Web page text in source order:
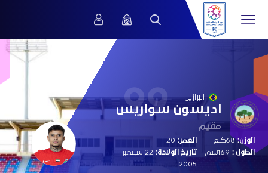
99 البرازيل
اديسون سواريس
مقيم
الوزن:68كلغ
الطول :
العمر:20
تاريخ الولادة:
22 سبتمبر
2005